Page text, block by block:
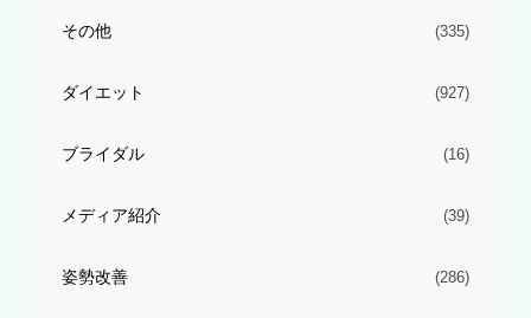
その他 (335)
ダイエット (927)
ブライダル (16)
メディア紹介 (39)
姿勢改善 (286)